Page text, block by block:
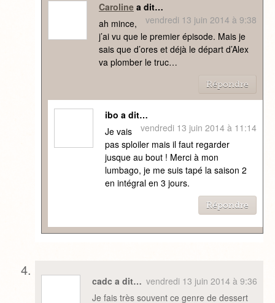
Carolinea dit…
vendredi 13 juin 2014 à 9:38
ah mince,
j’ai vu que le premier épisode. Mais je
sais que d’ores et déjà le départ d’Alex
va plomber le truc…
Répondre
ibo a dit…
vendredi 13 juin 2014 à 11:14
Je vais
pas sploiler mais il faut regarder
jusque au bout ! Merci à mon
lumbago, je me suis tapé la saison 2
en intégral en 3 jours.
Répondre
cadc a dit… vendredi 13 juin 2014 à 9:36
Je fais très souvent ce genre de dessert